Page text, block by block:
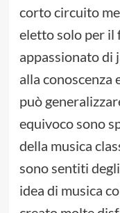
corto circuito
eletto solo per il
appassionato di
alla conoscenza
può
equivoco sono
della musica
sono sentiti
idea di musica